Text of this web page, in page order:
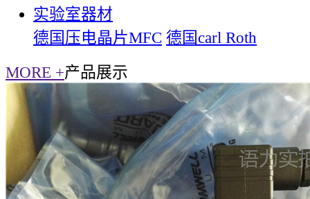
实验室器材
德国压电晶片MFC 德国carl Roth
MORE +产品展示